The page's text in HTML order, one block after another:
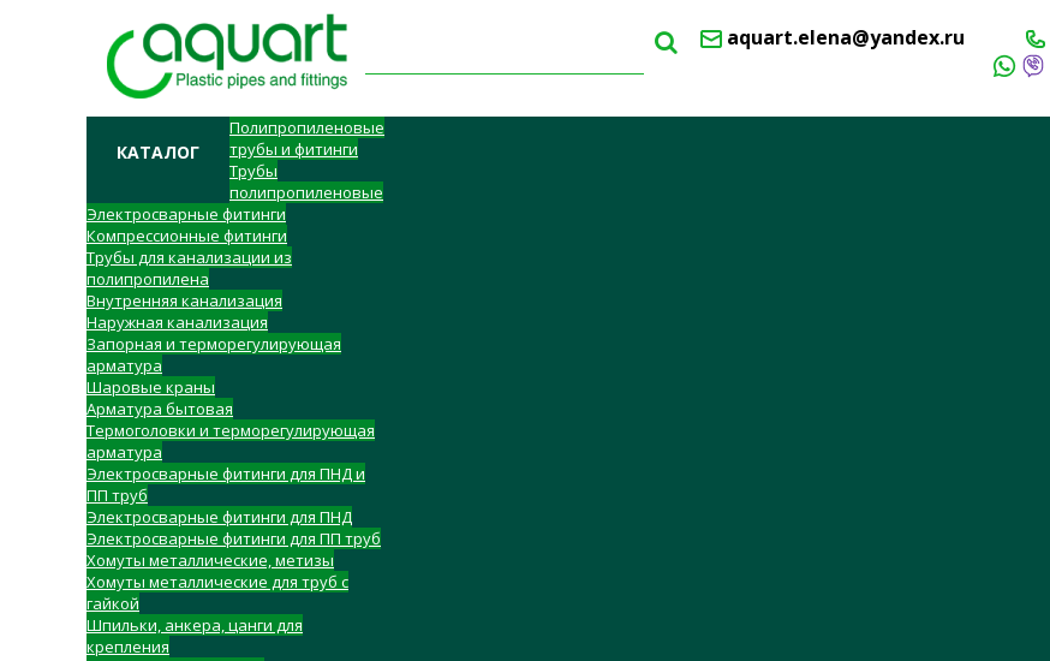
aquart.elena@yandex.ru
КАТАЛОГ
Полипропиленовые
трубы и фитинги
Трубы
полипропиленовые
Электросварные фитинги
Компрессионные фитинги
Трубы для канализации из
полипропилена
Внутренняя канализация
Наружная канализация
Запорная и терморегулирующая
арматура
Шаровые краны
Арматура бытовая
Термоголовки и терморегулирующая
арматура
Электросварные фитинги для ПНД и
ПП труб
Электросварные фитинги для ПНД
Электросварные фитинги для ПП труб
Хомуты металлические, метизы
Хомуты металлические для труб с
гайкой
Шпильки, анкера, цанги для
крепления